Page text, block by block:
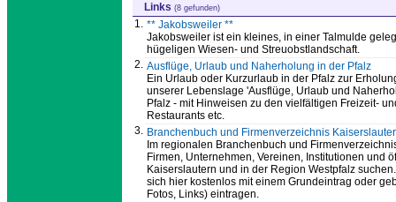
Links (8 gefunden)
1. ** Jakobsweiler **
Jakobsweiler ist ein kleines, in einer Talmulde
hügeligen Wiesen- und Streuobstlandschaft.
2. Ausflüge, Urlaub und Naherholung in der Pfalz
Ein Urlaub oder Kurzurlaub in der Pfalz zur
unserer Lebenslage 'Ausflüge, Urlaub und
Pfalz - mit Hinweisen zu den vielfältigen Freizeit-
Restaurants etc.
3. Branchenbuch und Firmenverzeichnis
Im regionalen Branchenbuch und
Firmen, Unternehmen, Vereinen, Institutionen und
Kaiserslautern und in der Region Westpfalz
sich hier kostenlos mit einem Grundeintrag oder
Fotos, Links) eintragen.